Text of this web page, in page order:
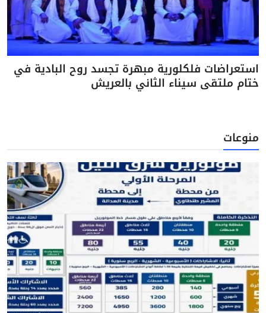
استعراضات فلكلورية مبهرة تجسد روح البادية في
ختام ملتقى سيناء الثاني بالعريش
منوعات